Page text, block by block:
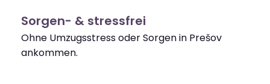
Sorgen- & stressfrei
Ohne Umzugsstress oder Sorgen in Prešov
ankommen.